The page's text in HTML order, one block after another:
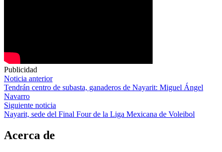
Publicidad
Navegación
de
entradas
Noticia anterior
Tendrán centro de subasta, ganaderos de Nayarit: Miguel Ángel
Navarro
Siguiente noticia
Nayarit, sede del Final Four de la Liga Mexicana de Voleibol
Acerca de